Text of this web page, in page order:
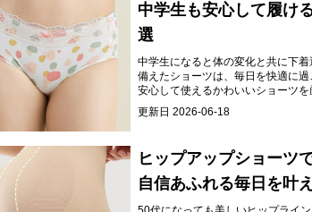
中学生も安心して履け
選
中学生になると体の変化と共に下
備えたショーツは、毎日を快適に
安心して使えるかわいいショーツを
更新日 2026-06-18
ヒップアップショーツ
自信あふれる毎日を叶